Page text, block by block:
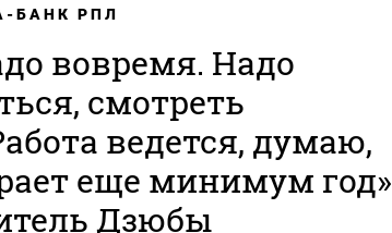
БАНК РПЛ
вовремя. Надо
смотреть
ведется, думаю,
еще минимум год»
Дзюбы